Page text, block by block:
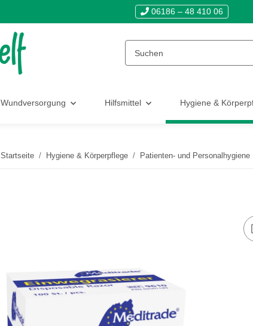
06186 – 48 410 06
Wundversorgung Hilfsmittel Hygiene &
Startseite Hygiene & Körperpflege Patienten- und Personalhygiene